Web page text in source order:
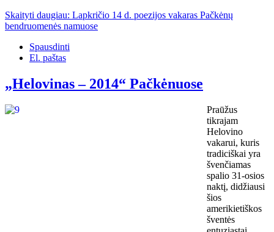
Skaityti daugiau: Lapkričio 14 d. poezijos vakaras Pačkėnų
bendruomenės namuose
Spausdinti
El. paštas
„Helovinas – 2014“ Pačkėnuose
Praūžus
tikrajam
Helovino
vakarui, kuris
tradiciškai yra
švenčiamas
spalio 31-osios
naktį, didžiausi
šios
amerikietiškos
šventės